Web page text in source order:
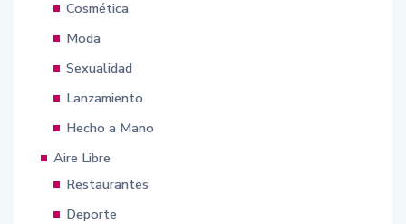
Cosmética
Moda
Sexualidad
Lanzamiento
Hecho a Mano
Aire Libre
Restaurantes
Deporte